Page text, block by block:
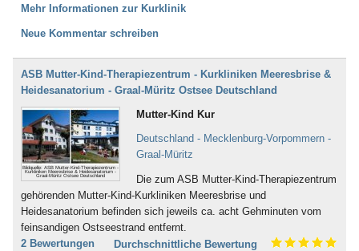
Mehr Informationen zur Kurklinik
Neue Kommentar schreiben
ASB Mutter-Kind-Therapiezentrum - Kurkliniken Meeresbrise &
Heidesanatorium - Graal-Müritz Ostsee Deutschland
Bildquelle: ASB Mutter-Kind-Therapiezentrum -
Kurkliniken Meeresbrise & Heidesanatorium -
Graal-Müritz Ostsee Deutschland
Mutter-Kind Kur
Deutschland - Mecklenburg-Vorpommern -
Graal-Müritz
Die zum ASB Mutter-Kind-Therapiezentrum
gehörenden Mutter-Kind-Kurkliniken Meeresbrise und
Heidesanatorium befinden sich jeweils ca. acht Gehminuten vom
feinsandigen Ostseestrand entfernt.
2 Bewertungen
Durchschnittliche Bewertung